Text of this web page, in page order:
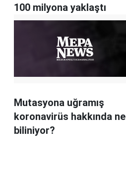
100 milyona yaklaştı
Mutasyona uğramış
koronavirüs hakkında ne
biliniyor?